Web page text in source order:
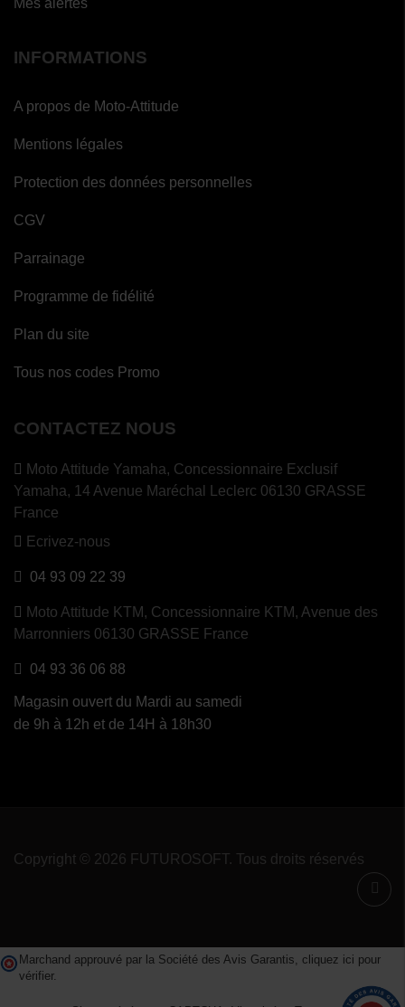
Mes alertes
INFORMATIONS
A propos de Moto-Attitude
Mentions légales
Protection des données personnelles
CGV
Parrainage
Programme de fidélité
Plan du site
Tous nos codes Promo
CONTACTEZ NOUS
Moto Attitude Yamaha, Concessionnaire Exclusif
Yamaha, 14 Avenue Maréchal Leclerc 06130 GRASSE
France
Ecrivez-nous
04 93 09 22 39
Moto Attitude KTM, Concessionnaire KTM, Avenue des
Marronniers 06130 GRASSE France
04 93 36 06 88
Magasin ouvert du Mardi au samedi
de 9h à 12h et de 14H à 18h30
Copyright © 2026 FUTUROSOFT. Tous droits réservés
Marchand approuvé par la Société des Avis Garantis, cliquez ici pour
vérifier.